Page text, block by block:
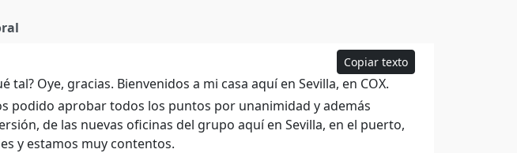
Copiar texto
tal? Oye, gracias. Bienvenidos a mi casa aquí en Sevilla, en COX.
podido aprobar todos los puntos por unanimidad y además
de las nuevas oficinas del grupo aquí en Sevilla, en el puerto,
y estamos muy contentos.